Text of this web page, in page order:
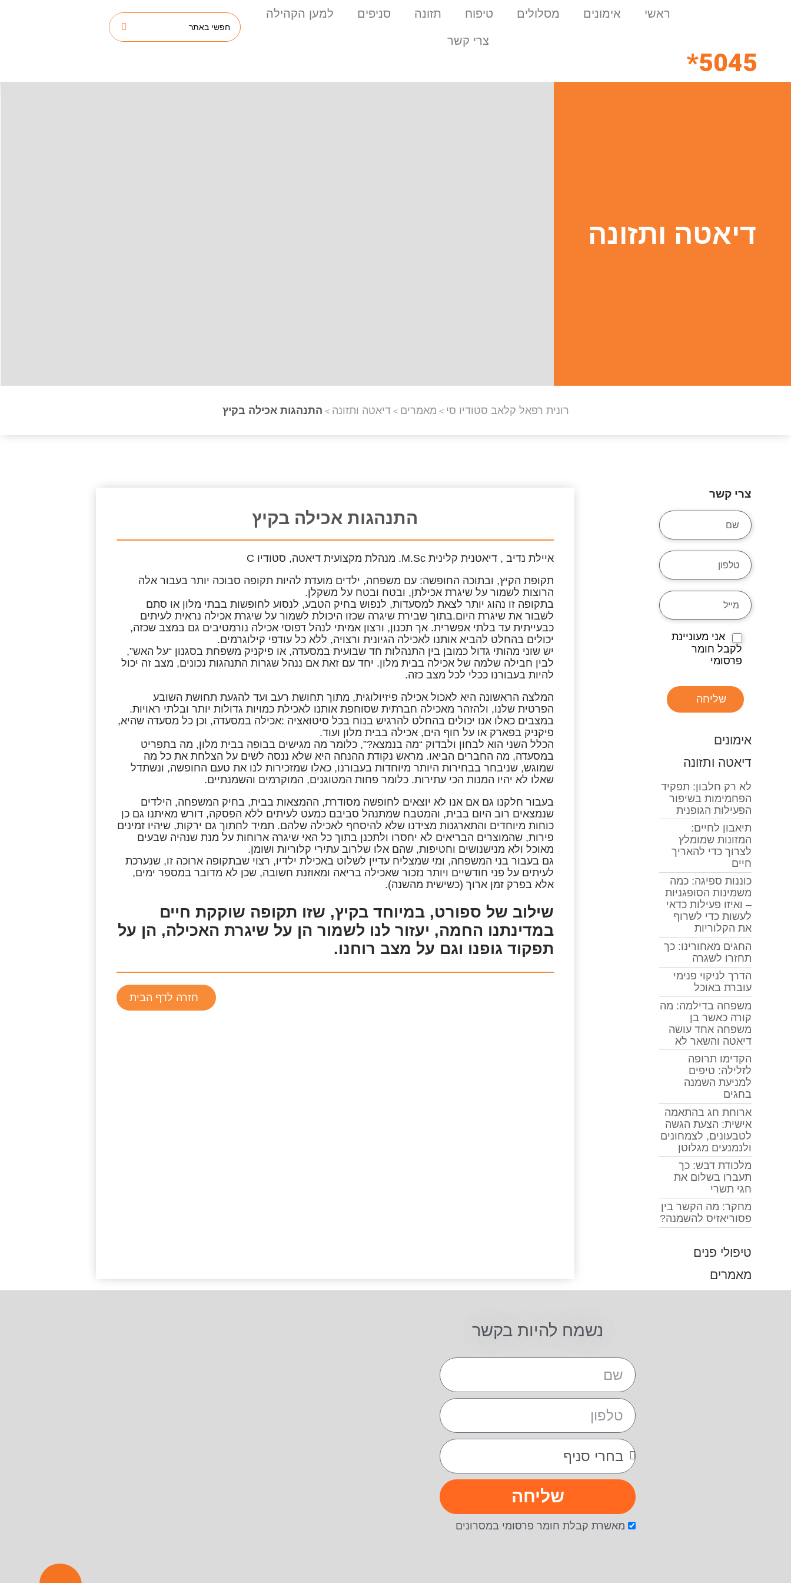
ראשי אימונים מסלולים טיפוח תזונה סניפים למען הקהילה
צרי קשר
5045*
דיאטה ותזונה
רונית רפאל קלאב סטודיו סי > מאמרים >דיאטה ותזונה > התנהגות אכילה בקיץ
צרי קשר
אני מעוניינת
לקבל חומר
פרסומי
שליחה
אימונים
דיאטה ותזונה
לא רק חלבון: תפקיד
הפחמימות בשיפור
הפעילות הגופנית
תיאבון לחיים:
המזונות שמומלץ
לצרוך כדי להאריך
חיים
כוננות ספיגה: כמה
משמינות הסופגניות
– ואיזו פעילות כדאי
לעשות כדי לשרוף
את הקלוריות
החגים מאחורינו: כך
תחזרו לשגרה
הדרך לניקוי פנימי
עוברת באוכל
משפחה בדילמה: מה
קורה כאשר בן
משפחה אחד עושה
דיאטה והשאר לא
הקדימו תרופה
לזלילה: טיפים
למניעת השמנה
בחגים
ארוחת חג בהתאמה
אישית: הצעת הגשה
לטבעונים, לצמחונים
ולנמנעים מגלוטן
מלכודת דבש: כך
תעברו בשלום את
חגי תשרי
מחקר: מה הקשר בין
פסוריאזיס להשמנה?
טיפולי פנים
מאמרים
התנהגות אכילה בקיץ
איילת נדיב , דיאטנית קלינית M.Sc. מנהלת מקצועית דיאטה, סטודיו C
תקופת הקיץ, ובתוכה החופשה: עם משפחה, ילדים מועדת להיות תקופה סבוכה יותר בעבור אלה
הרוצות לשמור על שיגרת אכילתן, ובטח ובטח על משקלן.
בתקופה זו נהוג יותר לצאת למסעדות, לנפוש בחיק הטבע, לנסוע לחופשות בבתי מלון או סתם
לשבור את שיגרת היום.בתוך שבירת שיגרה שכזו היכולת לשמור על שיגרת אכילה נראית לעיתים
כבעייתית עד בלתי אפשרית. אך תכנון, ורצון אמיתי לנהל דפוסי אכילה נורמטיבים גם במצב שכזה,
יכולים בהחלט להביא אותנו לאכילה הגיונית ורצויה, ללא כל עודפי קילוגרמים.
יש שוני מהותי גדול כמובן בין התנהלות חד שבועית במסעדה, או פיקניק משפחת בסגנון “על האש”,
לבין חבילה שלמה של אכילה בבית מלון. יחד עם זאת אם ננהל שגרות התנהגות נכונים, מצב זה יכול
להיות בעבורנו ככלי לכל מצב כזה.
המלצה הראשונה היא לאכול אכילה פיזיולוגית, מתוך תחושת רעב ועד להגעת תחושת השובע
הפרטית שלנו, ולהזהר מאכילה חברתית שסוחפת אותנו לאכילת כמויות גדולות יותר ובלתי ראויות.
במצבים כאלו אנו יכולים בהחלט להרגיש בנוח בכל סיטואציה :אכילה במסעדה, וכן כל מסעדה שהיא,
פיקניק בפארק או על חוף הים, אכילה בבית מלון ועוד.
הכלל השני הוא לבחון ולבדוק “מה בנמצא?”, כלומר מה מגישים בבופה בבית מלון, מה בתפריט
במסעדה, מה החברים הביאו. מראש נקודת ההנחה היא שלא ננסה לשים על הצלחת את כל מה
שמוגש, שניבחר בבחירות היותר מיוחדות בעבורנו, כאלו שמזכירות לנו את טעם החופשה, ונשתדל
שאלו לא יהיו המנות הכי עתירות. כלומר פחות המטוגנים, המוקרמים והשמנתיים.
בעבור חלקנו גם אם אנו לא יוצאים לחופשה מסודרת, ההמצאות בבית, בחיק המשפחה, הילדים
שנמצאים רוב היום בבית, והמטבח שמתנהל סביבם כמעט לעיתים ללא הפסקה, דורש מאיתנו גם כן
כוחות מיוחדים והתארגנות מצידנו שלא להיסחף לאכילה שלהם. תמיד לחתוך גם ירקות, שיהיו זמינים
פירות, שהמוצרים הבריאים לא יחסרו ולתכנן בתוך כל האי שיגרה ארוחות על מנת שנהיה שבעים
מאוכל ולא מנישנושים וחטיפות, שהם אלו שלרוב עתירי קלוריות ושומן.
גם בעבור בני המשפחה, ומי שמצליח עדיין לשלוט באכילת ילדיו, רצוי שבתקופה ארוכה זו, שנערכת
לעיתים על פני חודשיים ויותר נזכור שאכילה בריאה ומאוזנת חשובה, שכן לא מדובר במספר ימים,
אלא בפרק זמן ארוך (כשישית מהשנה).
שילוב של ספורט, במיוחד בקיץ, שזו תקופה שוקקת חיים
במדינתנו החמה, יעזור לנו לשמור הן על שיגרת האכילה, הן על
תפקוד גופנו וגם על מצב רוחנו.
חזרה לדף הבית
נשמח להיות בקשר
מאשרת קבלת חומר פרסומי במסרונים
שליחה